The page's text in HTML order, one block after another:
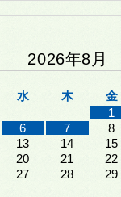
2026年8月
水 木 金
1
6 7 8
13 14 15
20 21 22
27 28 29